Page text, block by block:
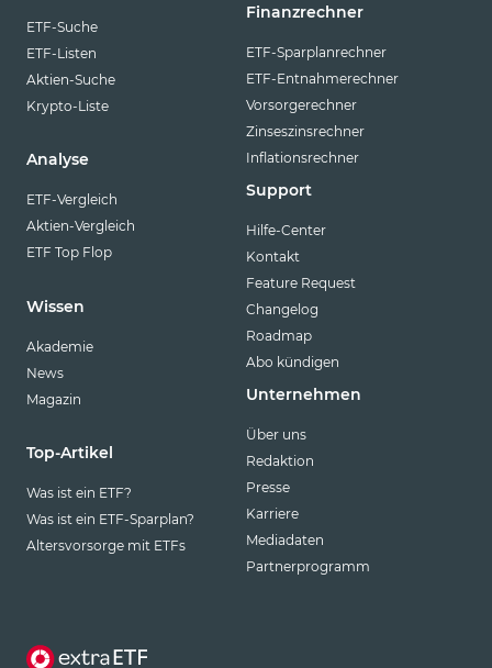
ETF-Suche
ETF-Listen
Aktien-Suche
Krypto-Liste
Analyse
ETF-Vergleich
Aktien-Vergleich
ETF Top Flop
Wissen
Akademie
News
Magazin
Top-Artikel
Was ist ein ETF?
Was ist ein ETF-Sparplan?
Altersvorsorge mit ETFs
Finanzrechner
ETF-Sparplanrechner
ETF-Entnahmerechner
Vorsorgerechner
Zinseszinsrechner
Inflationsrechner
Support
Hilfe-Center
Kontakt
Feature Request
Changelog
Roadmap
Abo kündigen
Unternehmen
Über uns
Redaktion
Presse
Karriere
Mediadaten
Partnerprogramm